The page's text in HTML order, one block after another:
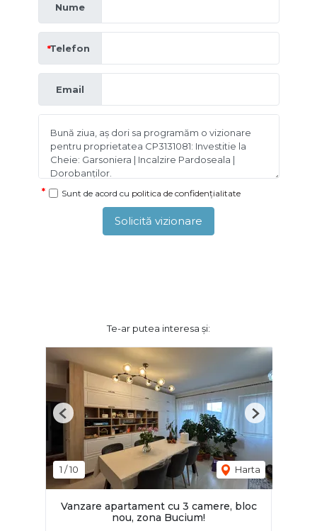
Nume
Telefon
Email
Sunt de acord cu politica de confidențialitate
Solicită vizionare
Te-ar putea interesa și:
1 /10 Harta
Previous Next
Vanzare apartament cu 3 camere, bloc
nou, zona Bucium!